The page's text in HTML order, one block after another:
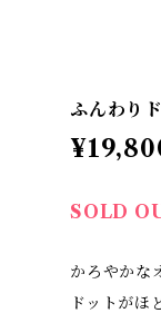
ふんわり
SOLD
かろやかな
ドットがほ